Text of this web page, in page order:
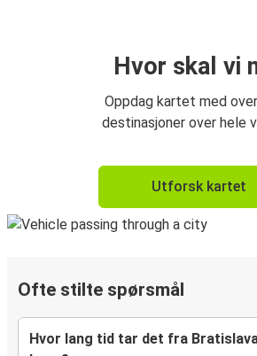
Hvor skal vi
Oppdag kartet med
destinasjoner over hele
Utforsk kartet
Ofte stilte spørsmål
Hvor lang tid tar det fra